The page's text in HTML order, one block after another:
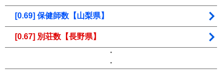
[0.69] 保健師数【山梨県】
[0.67] 別荘数【長野県】
・
・